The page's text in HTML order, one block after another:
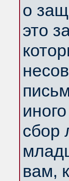
о
это
сбор
вам,